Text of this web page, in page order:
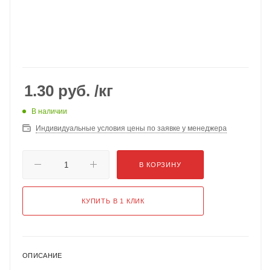
1.30 руб. /кг
В наличии
Индивидуальные условия цены по заявке у менеджера
В КОРЗИНУ
КУПИТЬ В 1 КЛИК
ОПИСАНИЕ